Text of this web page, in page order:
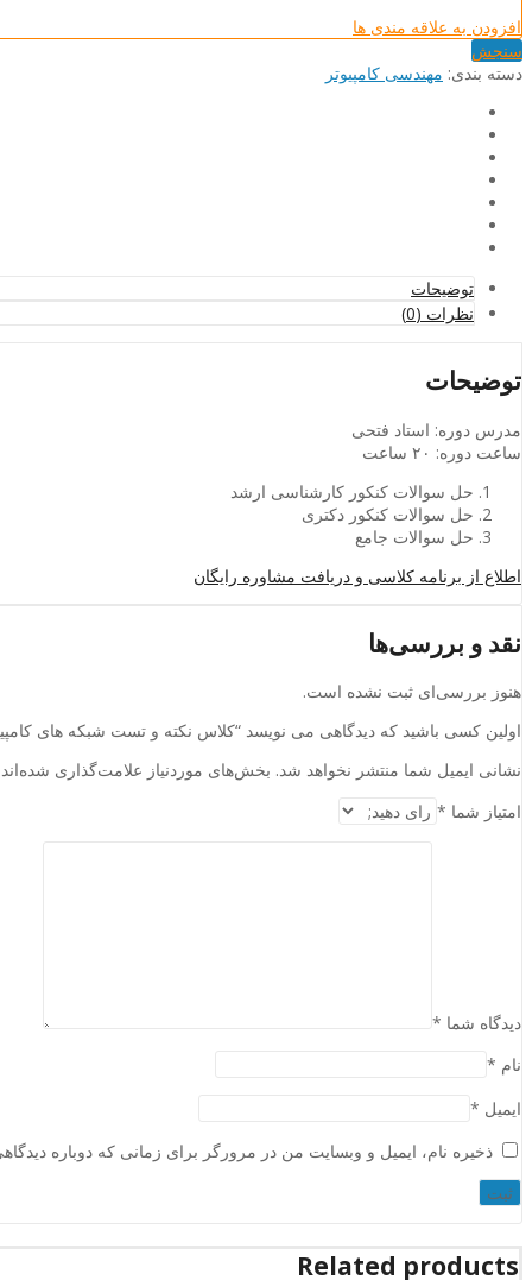
افزودن به علاقه مندی ها
سنجش
دسته بند‌ی: مهندسی کامپیوتر
توضیحات
نظرات (0)
توضیحات
مدرس دوره: استاد فتحی
ساعت دوره: ۲۰ ساعت
حل سوالات کنکور کارشناسی ارشد
حل سوالات کنکور دکتری
حل سوالات جامع
اطلاع از برنامه کلاسی و دریافت مشاوره رایگان
نقد و بررسی‌ها
هنوز بررسی‌ای ثبت نشده است.
اولین کسی باشید که دیدگاهی می نویسد “کلاس نکته و تست شبکه های
نشانی ایمیل شما منتشر نخواهد شد. بخش‌های موردنیاز علامت‌گذاری
امتیاز شما *
دیدگاه شما *
نام *
ایمیل *
ذخیره نام، ایمیل و وبسایت من در مرورگر برای زمانی که دوباره
Related products